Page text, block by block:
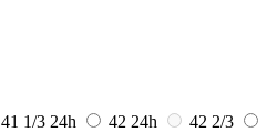
41 1/3 24h 42 24h
42 2/3